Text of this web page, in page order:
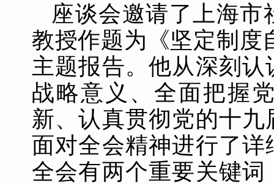
座谈会邀请了上海市
教授作题为《坚定制度
主题报告。他从深刻
战略意义、全面把握
新、认真贯彻党的十
面对全会精神进行了
全会有两个重要关键